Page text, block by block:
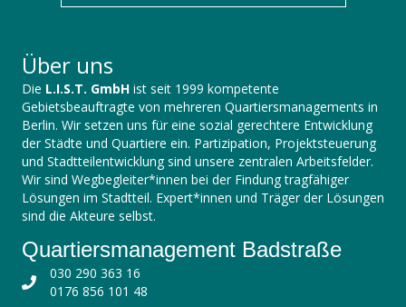
Über uns
Die L.I.S.T. GmbH ist seit 1999 kompetente
Gebietsbeauftragte von mehreren Quartiersmanagements in
Berlin. Wir setzen uns für eine sozial gerechtere Entwicklung
der Städte und Quartiere ein. Partizipation, Projektsteuerung
und Stadtteilentwicklung sind unsere zentralen Arbeitsfelder.
Wir sind Wegbegleiter*innen bei der Findung tragfähiger
Lösungen im Stadtteil. Expert*innen und Träger der Lösungen
sind die Akteure selbst.
Quartiersmanagement Badstraße
030 290 363 16
0176 856 101 48